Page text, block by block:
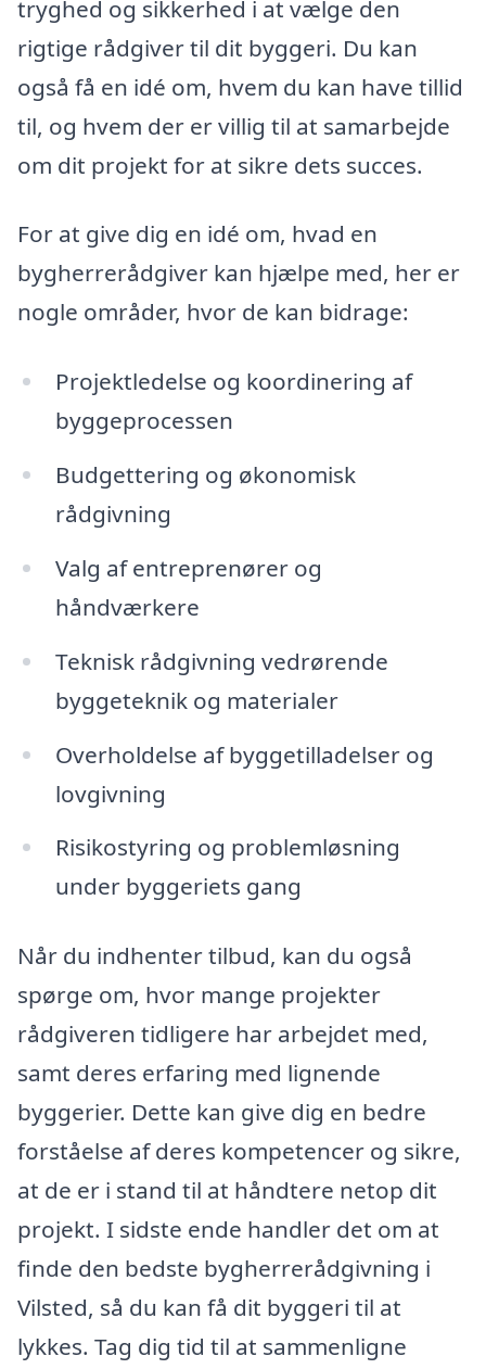
tryghed og sikkerhed i at vælge den
rigtige rådgiver til dit byggeri. Du kan
også få en idé om, hvem du kan have tillid
til, og hvem der er villig til at samarbejde
om dit projekt for at sikre dets succes.
For at give dig en idé om, hvad en
bygherrerådgiver kan hjælpe med, her er
nogle områder, hvor de kan bidrage:
Projektledelse og koordinering af
byggeprocessen
Budgettering og økonomisk
rådgivning
Valg af entreprenører og
håndværkere
Teknisk rådgivning vedrørende
byggeteknik og materialer
Overholdelse af byggetilladelser og
lovgivning
Risikostyring og problemløsning
under byggeriets gang
Når du indhenter tilbud, kan du også
spørge om, hvor mange projekter
rådgiveren tidligere har arbejdet med,
samt deres erfaring med lignende
byggerier. Dette kan give dig en bedre
forståelse af deres kompetencer og sikre,
at de er i stand til at håndtere netop dit
projekt. I sidste ende handler det om at
finde den bedste bygherrerådgivning i
Vilsted, så du kan få dit byggeri til at
lykkes. Tag dig tid til at sammenligne